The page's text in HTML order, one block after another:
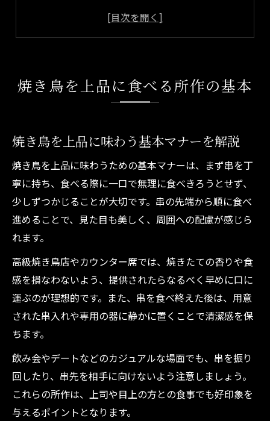
焼き鳥を串から外す動作の注意点
焼き鳥マナーは場面ごとに違いがある
デートでの焼き鳥マナーが好印象の秘訣
高級店での焼き鳥マナーを押さえておく
串から外す行為は失礼になるのか考察
焼き鳥を串から外すのは失礼なのか
焼き鳥マナーで外すべき場面と理由を解説
焼き鳥を外す際の配慮ポイントまとめ
焼き鳥の串から外すルールの背景を知る
飲み会やデートで求められる焼き鳥の配慮
デート時の焼き鳥マナーが印象を左右する
焼き鳥のシェア時に配慮するマナー術
焼き鳥を外す場合の一言が好感度の鍵
焼き鳥を上品に食べる所作の基本
焼き鳥を上品に味わう基本マナーを解説
焼き鳥を上品に味わうための基本マナーは、まず串を丁
寧に持ち、食べる際に一口で無理に食べきろうとせず、
少しずつかじることが大切です。串の先端から順に食べ
進めることで、見た目も美しく、周囲への配慮が感じら
れます。
高級焼き鳥店やカウンター席では、焼きたての香りや食
感を損なわないよう、提供されたらなるべく早めに口に
運ぶのが理想的です。また、串を食べ終えた後は、用意
された串入れや専用の器に静かに置くことで清潔感を保
ちます。
飲み会やデートなどのカジュアルな場面でも、串を振り
回したり、串先を相手に向けないよう注意しましょう。
これらの所作は、上司や目上の方との食事でも好印象を
与えるポイントとなります。